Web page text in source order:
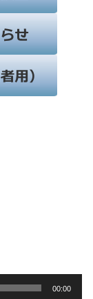
00:00